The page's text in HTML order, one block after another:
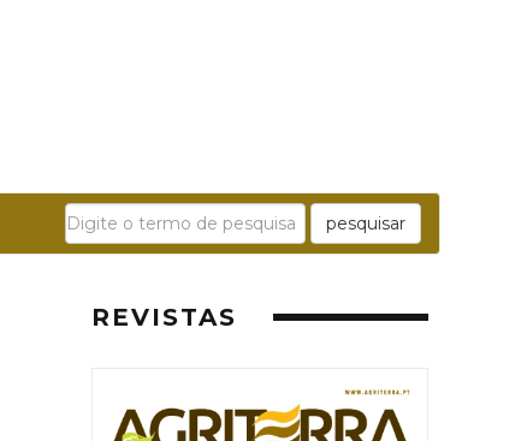
pesquisar
REVISTAS